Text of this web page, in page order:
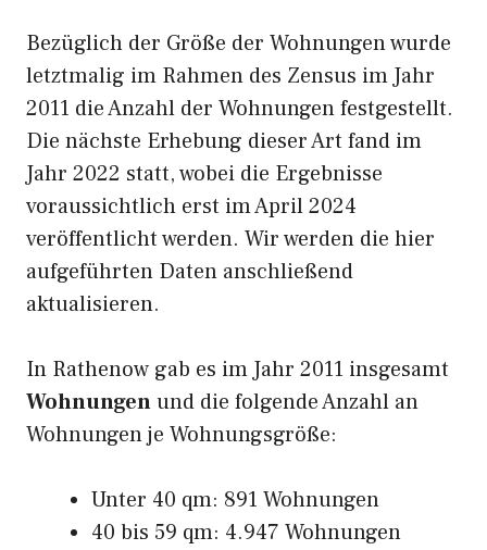
Bezüglich der Größe der Wohnungen wurde
letztmalig im Rahmen des Zensus im Jahr
2011 die Anzahl der Wohnungen festgestellt.
Die nächste Erhebung dieser Art fand im
Jahr 2022 statt, wobei die Ergebnisse
voraussichtlich erst im April 2024
veröffentlicht werden. Wir werden die hier
aufgeführten Daten anschließend
aktualisieren.
In Rathenow gab es im Jahr 2011 insgesamt
Wohnungenund die folgende Anzahl an
Wohnungen je Wohnungsgröße:
Unter 40 qm: 891 Wohnungen
40 bis 59 qm: 4.947 Wohnungen